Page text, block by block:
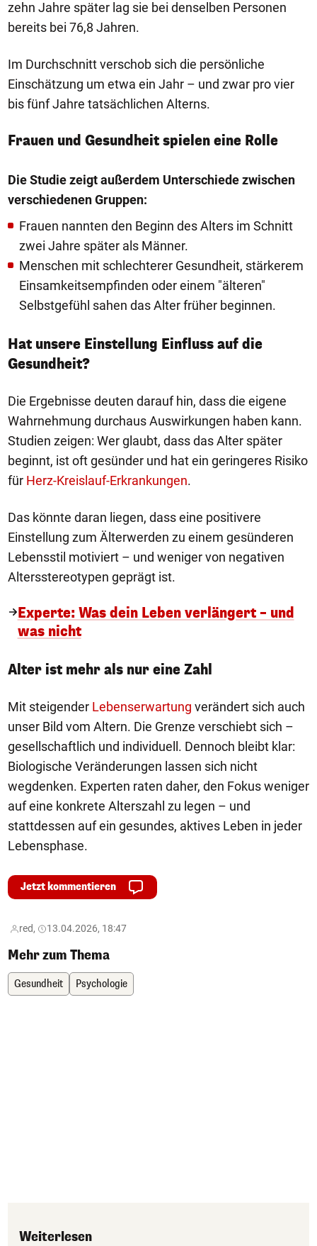
zehn Jahre später lag sie bei denselben Personen
bereits bei 76,8 Jahren.
Im Durchschnitt verschob sich die persönliche
Einschätzung um etwa ein Jahr – und zwar pro vier
bis fünf Jahre tatsächlichen Alterns.
Frauen und Gesundheit spielen eine Rolle
Die Studie zeigt außerdem Unterschiede zwischen
verschiedenen Gruppen:
Frauen nannten den Beginn des Alters im Schnitt
zwei Jahre später als Männer.
Menschen mit schlechterer Gesundheit, stärkerem
Einsamkeitsempfinden oder einem "älteren"
Selbstgefühl sahen das Alter früher beginnen.
Hat unsere Einstellung Einfluss auf die
Gesundheit?
Die Ergebnisse deuten darauf hin, dass die eigene
Wahrnehmung durchaus Auswirkungen haben kann.
Studien zeigen: Wer glaubt, dass das Alter später
beginnt, ist oft gesünder und hat ein geringeres Risiko
für Herz-Kreislauf-Erkrankungen.
Das könnte daran liegen, dass eine positivere
Einstellung zum Älterwerden zu einem gesünderen
Lebensstil motiviert – und weniger von negativen
Altersstereotypen geprägt ist.
Experte: Was dein Leben verlängert – und
was nicht
Alter ist mehr als nur eine Zahl
Mit steigender Lebenserwartung verändert sich auch
unser Bild vom Altern. Die Grenze verschiebt sich –
gesellschaftlich und individuell. Dennoch bleibt klar:
Biologische Veränderungen lassen sich nicht
wegdenken. Experten raten daher, den Fokus weniger
auf eine konkrete Alterszahl zu legen – und
stattdessen auf ein gesundes, aktives Leben in jeder
Lebensphase.
Jetzt kommentieren
red, 13.04.2026, 18:47
Mehr zum Thema
Gesundheit Psychologie
Weiterlesen